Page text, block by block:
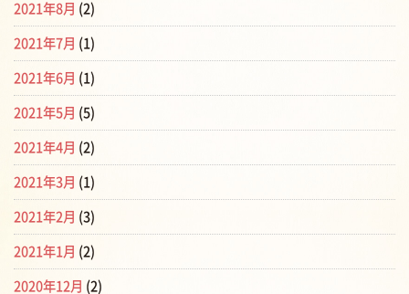
2021年8月 (2)
2021年7月 (1)
2021年6月 (1)
2021年5月 (5)
2021年4月 (2)
2021年3月 (1)
2021年2月 (3)
2021年1月 (2)
2020年12月 (2)